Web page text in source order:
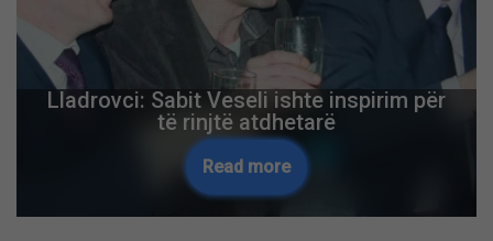
Lladrovci: Sabit Veseli ishte inspirim për
të rinjtë atdhetarë
Read more